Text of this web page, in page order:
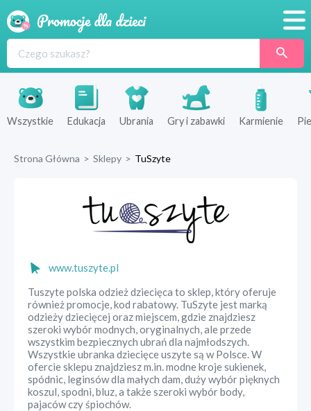
Produkty
Sklepy
Wszystkie Edukacja Ubrania Gry i zabawki Karmienie
Strona Główna > Sklepy > TuSzyte
www.tuszyte.pl
Tuszyte polska odzież dziecięca to sklep, który oferuje
również promocje, kod rabatowy. TuSzyte jest marką
odzieży dziecięcej oraz miejscem, gdzie znajdziesz
szeroki wybór modnych, oryginalnych, ale przede
wszystkim bezpiecznych ubrań dla najmłodszych.
Wszystkie ubranka dziecięce uszyte są w Polsce. W
ofercie sklepu znajdziesz m.in. modne kroje sukienek,
spódnic, leginsów dla małych dam, duży wybór pięknych
koszul, spodni, bluz, a także szeroki wybór body,
pajaców czy śpiochów.